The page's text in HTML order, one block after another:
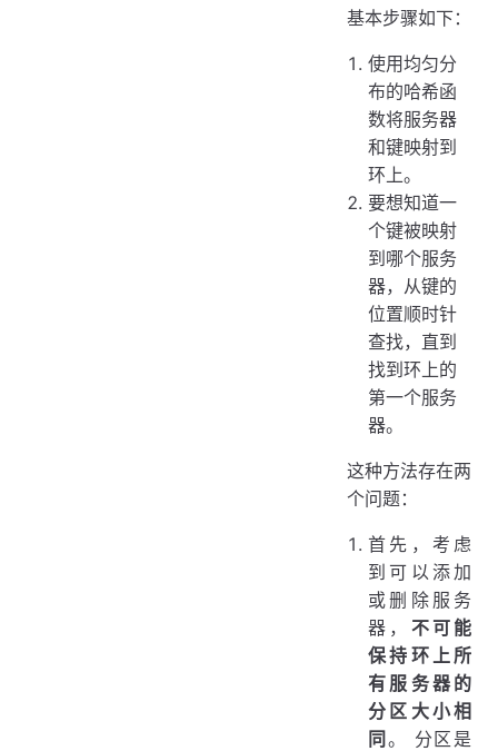
基本步骤如下：
使用均匀分
布的哈希函
数将服务器
和键映射到
环上。
要想知道一
个键被映射
到哪个服务
器，从键的
位置顺时针
查找，直到
找到环上的
第一个服务
器。
这种方法存在两
个问题：
首先，考虑
到可以添加
或删除服务
器， 不可能
保持环上所
有服务器的
分区大小相
同。 分区是